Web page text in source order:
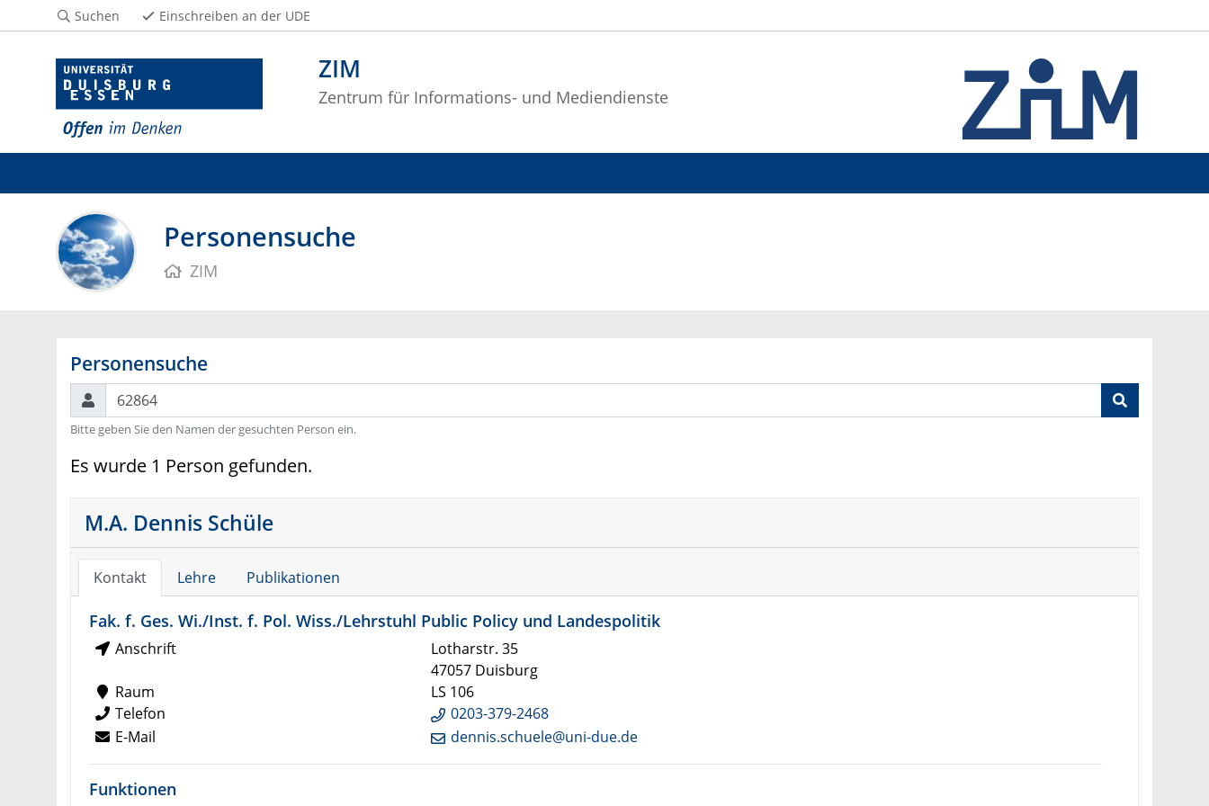
ZIM
Zentrum für Informations- und Mediendienste
Suchen Einschreiben an der UDE
Personensuche
ZIM
Personensuche
Suchen
Bitte geben Sie den Namen der gesuchten Person ein.
Es wurde 1 Person gefunden.
M.A. Dennis Schüle
Kontakt Lehre Publikationen
Fak. f. Ges. Wi./Inst. f. Pol. Wiss./Lehrstuhl Public Policy und Landespolitik
Anschrift
Lotharstr. 35
47057 Duisburg
Raum
LS 106
Telefon
0203-379-2468
E-Mail
dennis.schuele@uni-due.de
Funktionen